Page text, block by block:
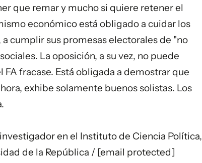
que remar y mucho si quiere retener el
económico está obligado a cuidar los
cumplir sus promesas electorales de "no
La oposición, a su vez, no puede
fracase. Está obligada a demostrar que
exhibe solamente buenos solistas. Los
en el Instituto de Ciencia Política,
de la República / [email protected]